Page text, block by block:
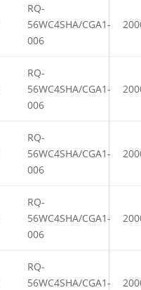
RQ-
56WC4SHA/CGA1-
006
RQ-
56WC4SHA/CGA1-
006
RQ-
56WC4SHA/CGA1-
006
RQ-
56WC4SHA/CGA1-
006
RQ-
56WC4SHA/CGA1-